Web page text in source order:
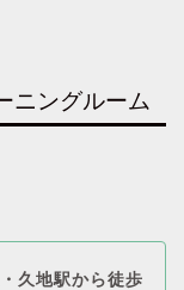
ニングルーム
久地駅から徒歩